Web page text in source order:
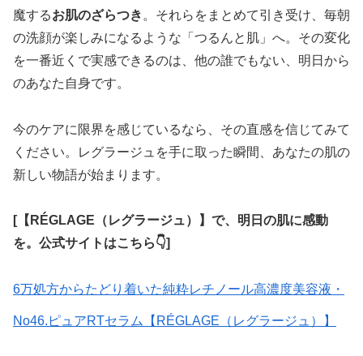
魔するお肌のざらつき 。それらをまとめて引き受け、毎朝
の洗顔が楽しみになるような「つるんと肌」へ。その変化
を一番近くで実感できるのは、他の誰でもない、明日から
のあなた自身です。
今のケアに限界を感じているなら、その直感を信じてみて
ください。レグラージュを手に取った瞬間、あなたの肌の
新しい物語が始まります。
[【RÉGLAGE（レグラージュ）】で、明日の肌に感動
を。公式サイトはこちら👇]
6万処方からたどり着いた純粋レチノール高濃度美容液・
No46.ピュアRTセラム【RÉGLAGE（レグラージュ）】